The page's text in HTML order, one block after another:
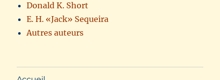
Donald K. Short
E. H. «Jack» Sequeira
Autres auteurs